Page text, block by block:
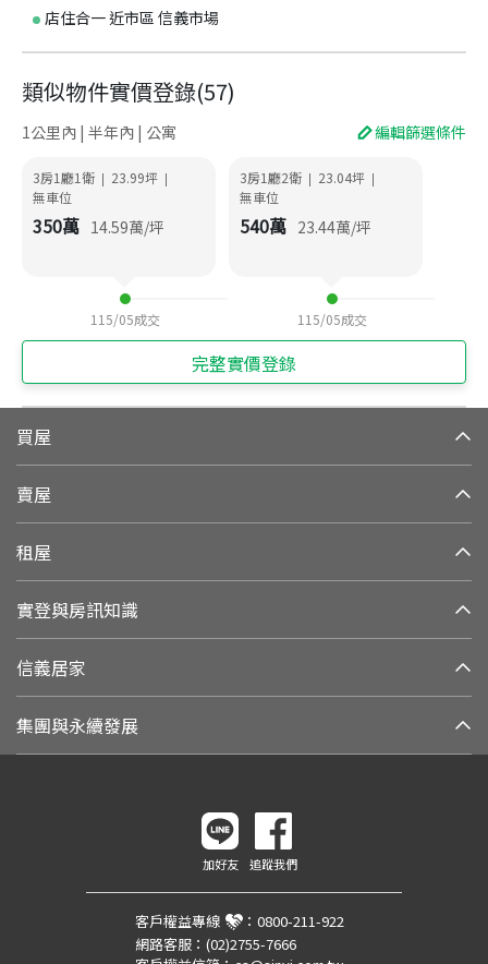
店住合一 近市區 信義市場
類似物件實價登錄(57)
1公里內 | 半年內 | 公寓 編輯篩選條件
3房1廳1衛 | 23.99坪 |
無車位
350萬 14.59萬/坪
115/05成交
3房1廳2衛 | 23.04坪 |
無車位
540萬 23.44萬/坪
115/05成交
完整實價登錄
買屋
賣屋
租屋
實登與房訊知識
信義居家
集團與永續發展
加好友 追蹤我們
客戶權益專線 ： 0800-211-922
網路客服： (02)2755-7666